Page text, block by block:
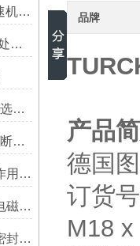
如何选择适合的德国SEW减速机以提高系统性能？
意大利ATOS电磁阀阀门深冷处理简述
美国ASCO防爆电磁阀阀门的选型原则和维护方法浅谈有哪些？
美国ASCO电磁阀部件故障判断资料有哪些？
SCHMERSAL安全继电器的作用是什么
如何从图识别费斯托FESTO电磁阀的位数与通数？
简析影响日本DAIKIN电磁阀密封的因素减少泄漏
品牌
产品
德国
订货
M18